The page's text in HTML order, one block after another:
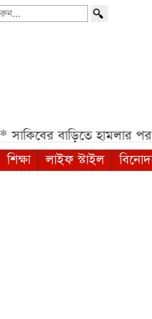
বাড়িতে হামলার পর
শিক্ষা লাইফ স্টাইল